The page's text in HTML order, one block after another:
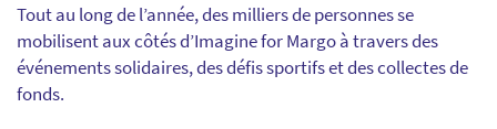
Tout au long de l’année, des milliers de personnes se
mobilisent aux côtés d’Imagine for Margo à travers des
événements solidaires, des défis sportifs et des collectes de
fonds.